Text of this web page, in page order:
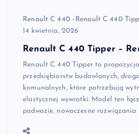
Renault C 440
Renault C 440
14 kwietnia, 2026
Renault C 440 Tipper –
Renault C 440 Tipper to
przedsiębiorstw budowlanych,
komunalnych, które potrzebują
elastycznej wywrotki. Model ten
podwozie, nowoczesne rozwiązania